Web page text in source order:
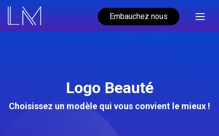
Embauchez nous
Logo Beauté
Choisissez un modèle qui vous convient le mieux !